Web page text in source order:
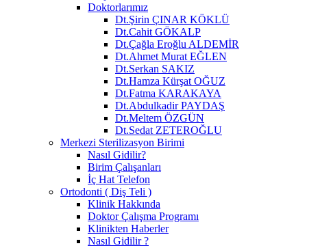
Doktorlarımız
Dt.Şirin ÇINAR KÖKLÜ
Dt.Cahit GÖKALP
Dt.Çağla Eroğlu ALDEMİR
Dt.Ahmet Murat EĞLEN
Dt.Serkan SAKIZ
Dt.Hamza Kürşat OĞUZ
Dt.Fatma KARAKAYA
Dt.Abdulkadir PAYDAŞ
Dt.Meltem ÖZGÜN
Dt.Sedat ZETEROĞLU
Merkezi Sterilizasyon Birimi
Nasıl Gidilir?
Birim Çalışanları
İç Hat Telefon
Ortodonti ( Diş Teli )
Klinik Hakkında
Doktor Çalışma Programı
Klinikten Haberler
Nasıl Gidilir ?